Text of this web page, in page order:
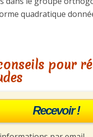
quadratique
pour
Recevoir !